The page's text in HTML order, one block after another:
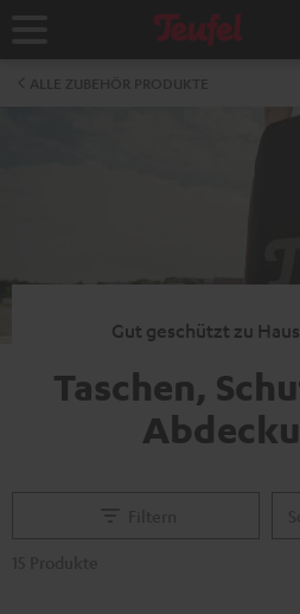
Startseite
Gut geschützt zu
Taschen,